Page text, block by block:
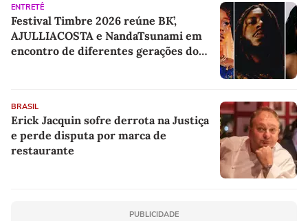
ENTRETÊ
Festival Timbre 2026 reúne BK’,
AJULLIACOSTA e NandaTsunami em
encontro de diferentes gerações do
BRASIL
Erick Jacquin sofre derrota na Justiça
e perde disputa por marca de
restaurante
PUBLICIDADE